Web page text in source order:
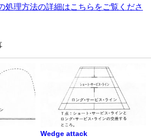
処理方法の詳細はこちらをご覧くださ
Wedge attack